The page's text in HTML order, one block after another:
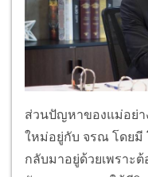
ส่วนปัญหาของแม่อย่า
ใหม่อยู่กับ จรณ โดยมี
กลับมาอยู่ด้วยเพราะต้